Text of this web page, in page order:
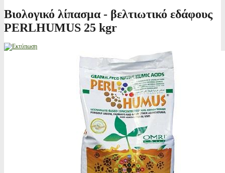
Βιολογικό λίπασμα - βελτιωτικό εδάφους
PERLHUMUS 25 kgr